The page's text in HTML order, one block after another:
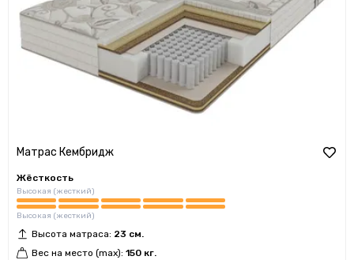
Матрас Кембридж
Жёсткость
Высокая (жесткий)
Высокая (жесткий)
Высота матраса: 23 см.
Вес на место (max): 150 кг.